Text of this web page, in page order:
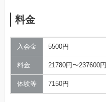
料金
入会金 5500円
料金 21780円〜237600円
体験等 7150円